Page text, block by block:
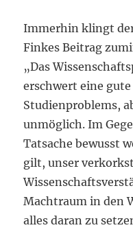
Immerhin klingt
Finkes Beitrag
„Das
erschwert eine
Studienproblems,
unmöglich. Im
Tatsache bewusst
gilt, unser
Machtraum in den
alles daran zu